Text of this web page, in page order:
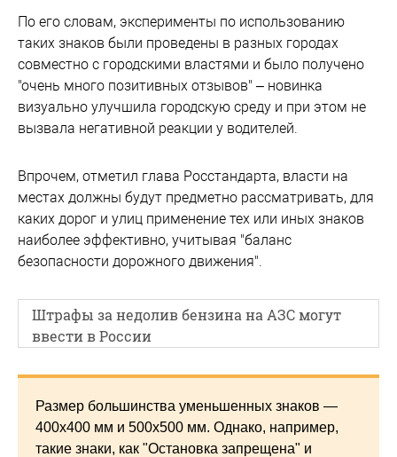
По его словам, эксперименты по использованию
таких знаков были проведены в разных городах
совместно с городскими властями и было получено
"очень много позитивных отзывов" – новинка
визуально улучшила городскую среду и при этом не
вызвала негативной реакции у водителей.
Впрочем, отметил глава Росстандарта, власти на
местах должны будут предметно рассматривать, для
каких дорог и улиц применение тех или иных знаков
наиболее эффективно, учитывая "баланс
безопасности дорожного движения".
Штрафы за недолив бензина на АЗС могут
ввести в России
Размер большинства уменьшенных знаков —
400х400 мм и 500х500 мм. Однако, например,
такие знаки, как "Остановка запрещена" и